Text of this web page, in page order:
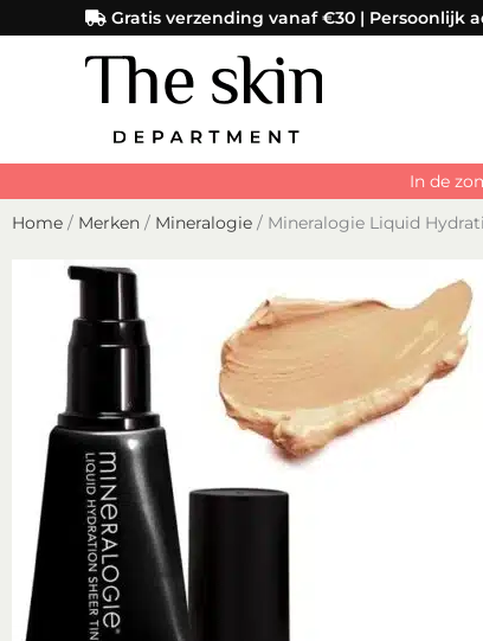
naar
Gratis verzending vanaf €30 | Persoonlijk
In de
Home / Merken / Mineralogie / Mineralogie Liquid